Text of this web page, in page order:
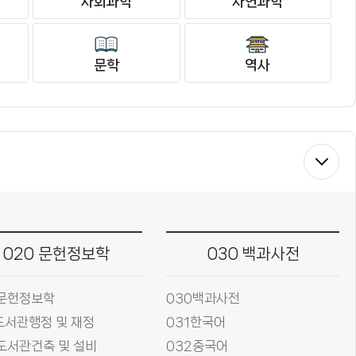
문학 역사
020 문헌정보학
헌정보학
관행정 및 재정
관건축 및 설비
030 백과사전
030백과사전
031한국어
032중국어